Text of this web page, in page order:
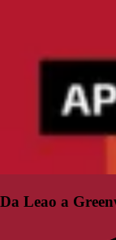
Da Leao a